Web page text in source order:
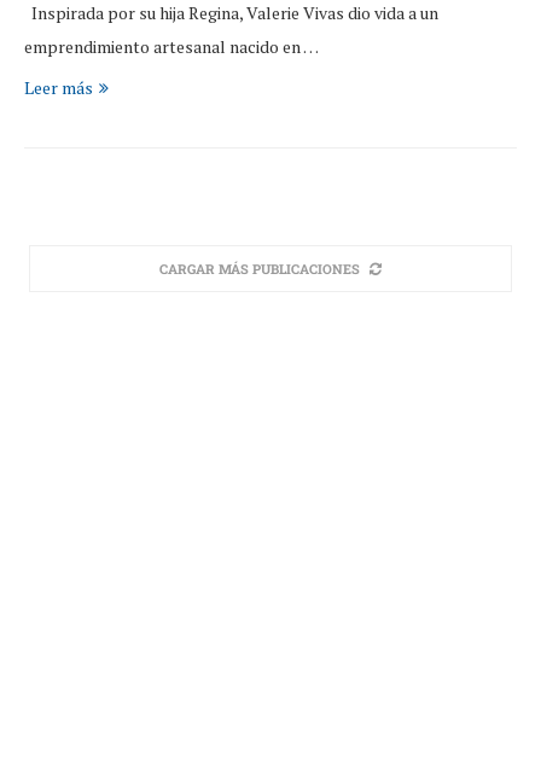
Inspirada por su hija Regina, Valerie Vivas dio vida a un
emprendimiento artesanal nacido en …
Leer más
CARGAR MÁS PUBLICACIONES